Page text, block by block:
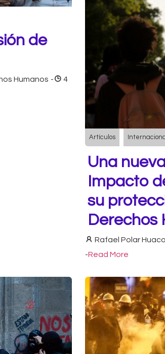
de
Humanos -
4
Artículos
Una
Impacto
su
Derechos
Rafael Polar Huaco
-Read More